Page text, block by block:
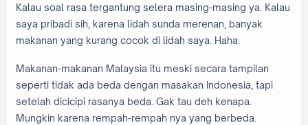
Kalau soal rasa tergantung selera masing-masing ya. Kalau
saya pribadi sih, karena lidah sunda merenan, banyak
makanan yang kurang cocok di lidah saya. Haha.
Makanan-makanan Malaysia itu meski secara tampilan
seperti tidak ada beda dengan masakan Indonesia, tapi
setelah dicicipi rasanya beda. Gak tau deh kenapa.
Mungkin karena rempah-rempah nya yang berbeda.